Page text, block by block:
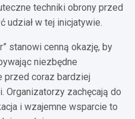
techniki obrony przed
udział w tej inicjatywie.
stanowi cenną okazję, by
niezbędne
przed coraz bardziej
Organizatorzy zachęcają do
i wzajemne wsparcie to